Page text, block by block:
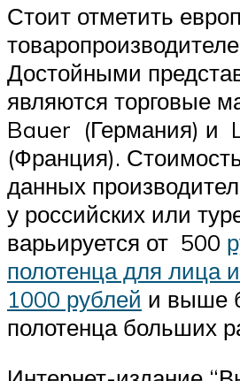
Стоит отметить
Достойными
являются торговые
Bauer (Германия) и
(Франция).
данных
у российских или
варьируется от 500
полотенца для лица
1000 рублей и выше
полотенца больших